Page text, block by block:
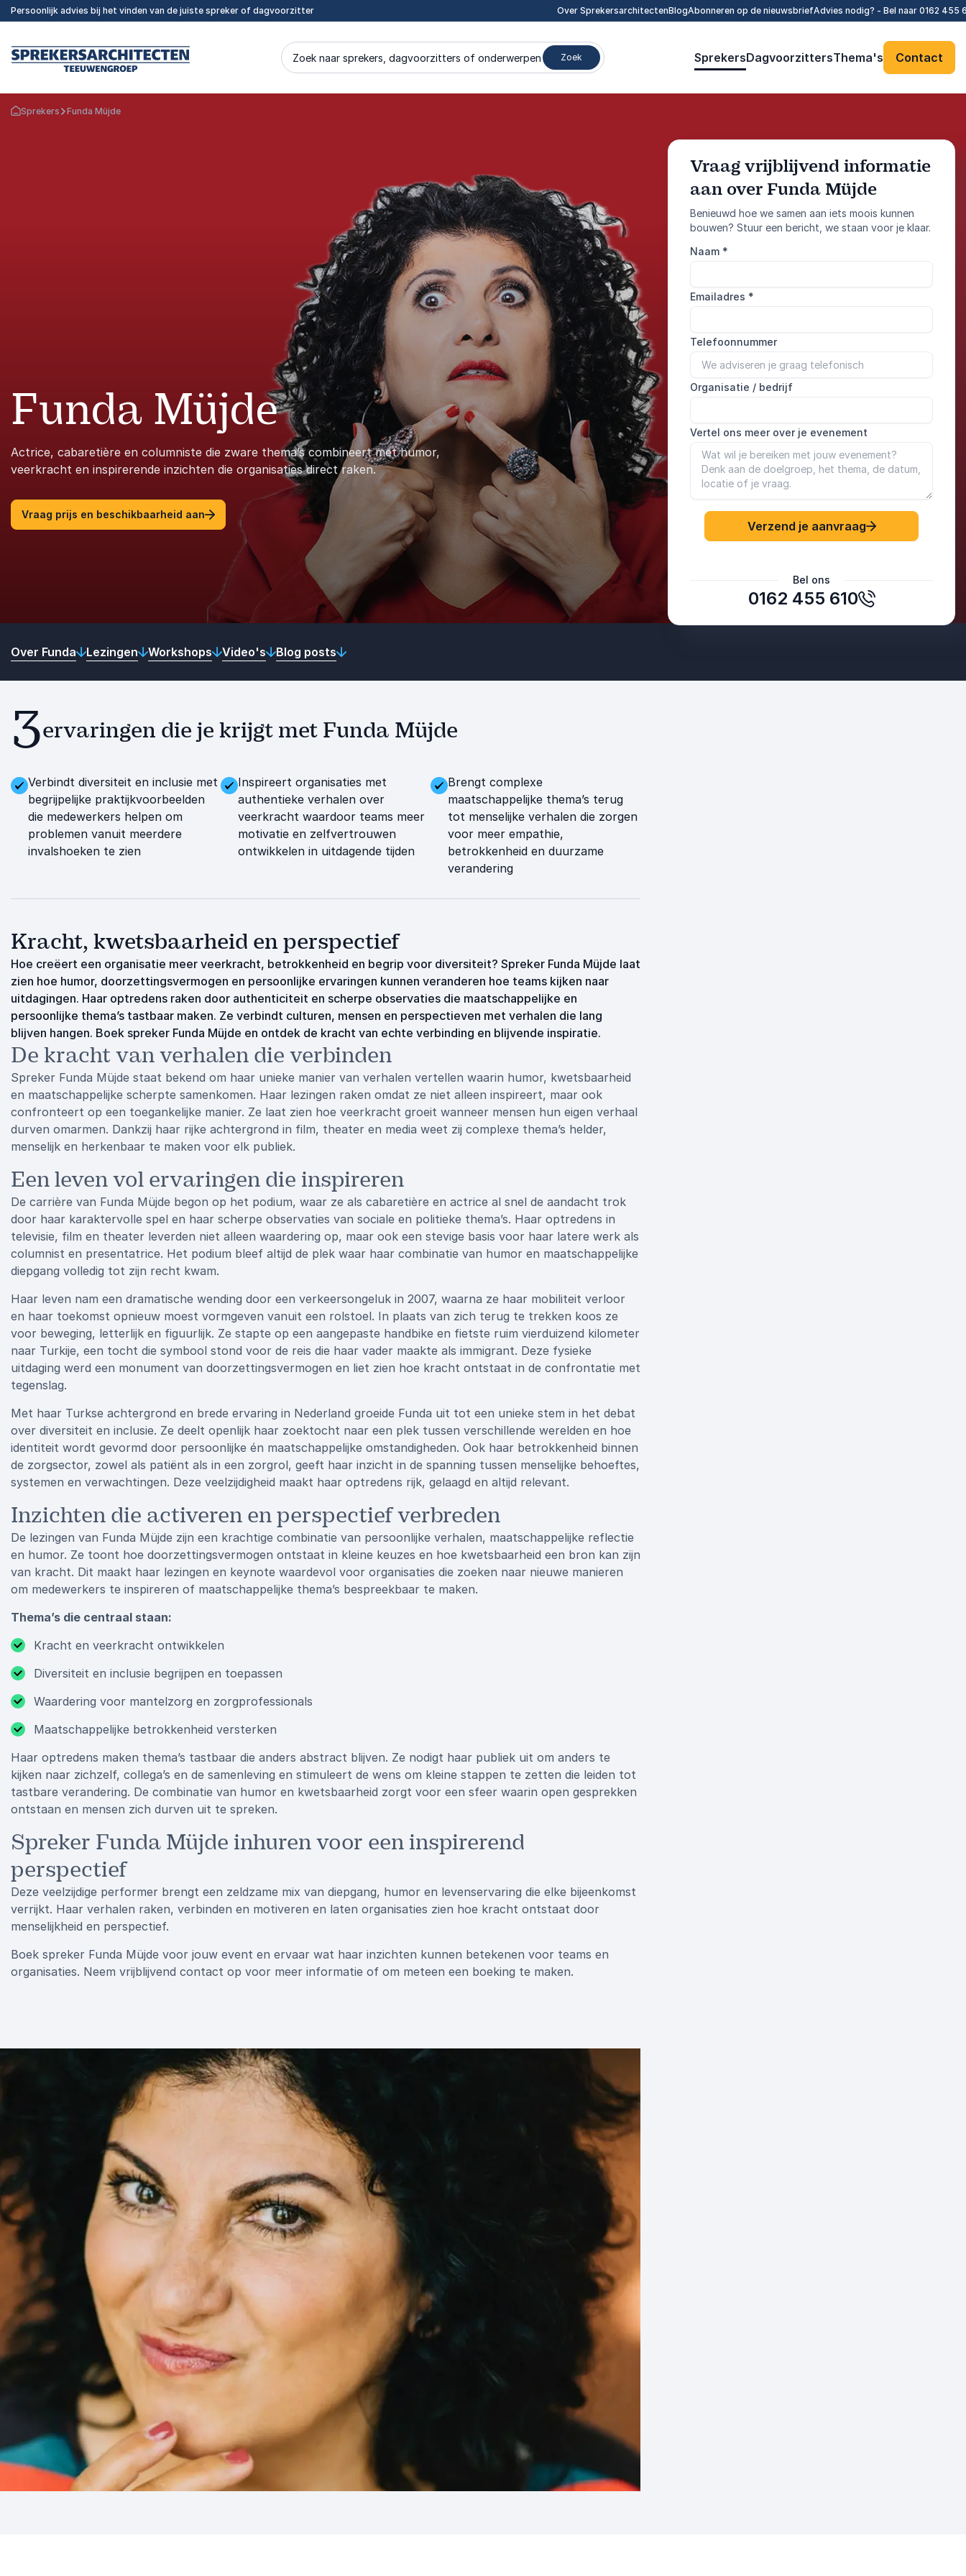
Persoonlijk advies bij het vinden van de juiste spreker of dagvoorzitter Over SprekersarchitectenBlogAbonneren op de nieuwsbriefAdvies nodig? - Bel naar 0162 455
Zoek naar sprekers, dagvoorzitters of onderwerpen Zoek SprekersDagvoorzittersThema's Contact
Terug naar de startpagina
Sprekers Funda Müjde
Funda Müjde
Actrice, cabaretière en columniste die zware thema’s combineert met humor,
veerkracht en inspirerende inzichten die organisaties direct raken.
Vraag prijs en beschikbaarheid aan
Vraag vrijblijvend informatie
aan over Funda Müjde
Benieuwd hoe we samen aan iets moois kunnen
bouwen? Stuur een bericht, we staan voor je klaar.
Naam *
Emailadres *
Telefoonnummer
Organisatie / bedrijf
Vertel ons meer over je evenement
Verzend je aanvraag
Bel ons
0162 455 610
Vraag informatie aan :
Over Funda Lezingen Workshops Video's Blog posts
3ervaringen die je krijgt met Funda Müjde
Verbindt diversiteit en inclusie met
begrijpelijke praktijkvoorbeelden
die medewerkers helpen om
problemen vanuit meerdere
invalshoeken te zien
Inspireert organisaties met
authentieke verhalen over
veerkracht waardoor teams meer
motivatie en zelfvertrouwen
ontwikkelen in uitdagende tijden
Brengt complexe
maatschappelijke thema’s terug
tot menselijke verhalen die zorgen
voor meer empathie,
betrokkenheid en duurzame
verandering
Kracht, kwetsbaarheid en perspectief
Hoe creëert een organisatie meer veerkracht, betrokkenheid en begrip voor diversiteit? Spreker Funda Müjde laat
zien hoe humor, doorzettingsvermogen en persoonlijke ervaringen kunnen veranderen hoe teams kijken naar
uitdagingen. Haar optredens raken door authenticiteit en scherpe observaties die maatschappelijke en
persoonlijke thema’s tastbaar maken. Ze verbindt culturen, mensen en perspectieven met verhalen die lang
blijven hangen. Boek spreker Funda Müjde en ontdek de kracht van echte verbinding en blijvende inspiratie.
De kracht van verhalen die verbinden
Spreker Funda Müjde staat bekend om haar unieke manier van verhalen vertellen waarin humor, kwetsbaarheid
en maatschappelijke scherpte samenkomen. Haar lezingen raken omdat ze niet alleen inspireert, maar ook
confronteert op een toegankelijke manier. Ze laat zien hoe veerkracht groeit wanneer mensen hun eigen verhaal
durven omarmen. Dankzij haar rijke achtergrond in film, theater en media weet zij complexe thema’s helder,
menselijk en herkenbaar te maken voor elk publiek.
Een leven vol ervaringen die inspireren
De carrière van Funda Müjde begon op het podium, waar ze als cabaretière en actrice al snel de aandacht trok
door haar karaktervolle spel en haar scherpe observaties van sociale en politieke thema’s. Haar optredens in
televisie, film en theater leverden niet alleen waardering op, maar ook een stevige basis voor haar latere werk als
columnist en presentatrice. Het podium bleef altijd de plek waar haar combinatie van humor en maatschappelijke
diepgang volledig tot zijn recht kwam.
Haar leven nam een dramatische wending door een verkeersongeluk in 2007, waarna ze haar mobiliteit verloor
en haar toekomst opnieuw moest vormgeven vanuit een rolstoel. In plaats van zich terug te trekken koos ze
voor beweging, letterlijk en figuurlijk. Ze stapte op een aangepaste handbike en fietste ruim vierduizend kilometer
naar Turkije, een tocht die symbool stond voor de reis die haar vader maakte als immigrant. Deze fysieke
uitdaging werd een monument van doorzettingsvermogen en liet zien hoe kracht ontstaat in de confrontatie met
tegenslag.
Met haar Turkse achtergrond en brede ervaring in Nederland groeide Funda uit tot een unieke stem in het debat
over diversiteit en inclusie. Ze deelt openlijk haar zoektocht naar een plek tussen verschillende werelden en hoe
identiteit wordt gevormd door persoonlijke én maatschappelijke omstandigheden. Ook haar betrokkenheid binnen
de zorgsector, zowel als patiënt als in een zorgrol, geeft haar inzicht in de spanning tussen menselijke behoeftes,
systemen en verwachtingen. Deze veelzijdigheid maakt haar optredens rijk, gelaagd en altijd relevant.
Inzichten die activeren en perspectief verbreden
De lezingen van Funda Müjde zijn een krachtige combinatie van persoonlijke verhalen, maatschappelijke reflectie
en humor. Ze toont hoe doorzettingsvermogen ontstaat in kleine keuzes en hoe kwetsbaarheid een bron kan zijn
van kracht. Dit maakt haar lezingen en keynote waardevol voor organisaties die zoeken naar nieuwe manieren
om medewerkers te inspireren of maatschappelijke thema’s bespreekbaar te maken.
Thema’s die centraal staan:
Kracht en veerkracht ontwikkelen
Diversiteit en inclusie begrijpen en toepassen
Waardering voor mantelzorg en zorgprofessionals
Maatschappelijke betrokkenheid versterken
Haar optredens maken thema’s tastbaar die anders abstract blijven. Ze nodigt haar publiek uit om anders te
kijken naar zichzelf, collega’s en de samenleving en stimuleert de wens om kleine stappen te zetten die leiden tot
tastbare verandering. De combinatie van humor en kwetsbaarheid zorgt voor een sfeer waarin open gesprekken
ontstaan en mensen zich durven uit te spreken.
Spreker Funda Müjde inhuren voor een inspirerend
perspectief
Deze veelzijdige performer brengt een zeldzame mix van diepgang, humor en levenservaring die elke bijeenkomst
verrijkt. Haar verhalen raken, verbinden en motiveren en laten organisaties zien hoe kracht ontstaat door
menselijkheid en perspectief.
Boek spreker Funda Müjde voor jouw event en ervaar wat haar inzichten kunnen betekenen voor teams en
organisaties. Neem vrijblijvend contact op voor meer informatie of om meteen een boeking te maken.